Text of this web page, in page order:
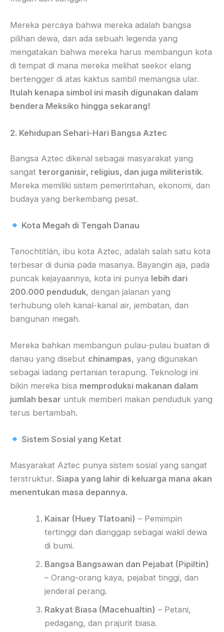
Mereka percaya bahwa mereka adalah bangsa
pilihan dewa, dan ada sebuah legenda yang
mengatakan bahwa mereka harus membangun kota
di tempat di mana mereka melihat seekor elang
bertengger di atas kaktus sambil memangsa ular.
Itulah kenapa simbol ini masih digunakan dalam
bendera Meksiko hingga sekarang!
2. Kehidupan Sehari-Hari Bangsa Aztec
Bangsa Aztec dikenal sebagai masyarakat yang
sangat terorganisir, religius, dan juga militeristik.
Mereka memiliki sistem pemerintahan, ekonomi, dan
budaya yang berkembang pesat.
Kota Megah di Tengah Danau
Tenochtitlán, ibu kota Aztec, adalah salah satu kota
terbesar di dunia pada masanya. Bayangin aja, pada
puncak kejayaannya, kota ini punya lebih dari
200.000 penduduk, dengan jalanan yang
terhubung oleh kanal-kanal air, jembatan, dan
bangunan megah.
Mereka bahkan membangun pulau-pulau buatan di
danau yang disebut chinampas, yang digunakan
sebagai ladang pertanian terapung. Teknologi ini
bikin mereka bisa memproduksi makanan dalam
jumlah besar untuk memberi makan penduduk yang
terus bertambah.
Sistem Sosial yang Ketat
Masyarakat Aztec punya sistem sosial yang sangat
terstruktur. Siapa yang lahir di keluarga mana akan
menentukan masa depannya.
Kaisar (Huey Tlatoani) – Pemimpin
tertinggi dan dianggap sebagai wakil dewa
di bumi.
Bangsa Bangsawan dan Pejabat (Pipiltin)
– Orang-orang kaya, pejabat tinggi, dan
jenderal perang.
Rakyat Biasa (Macehualtin) – Petani,
pedagang, dan prajurit biasa.